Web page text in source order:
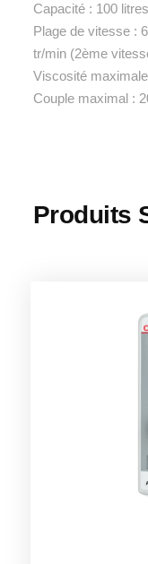
Capacité : 100 litres
Plage de vitesse :
tr/min (2ème
Viscosité
Couple maximal :
Produits